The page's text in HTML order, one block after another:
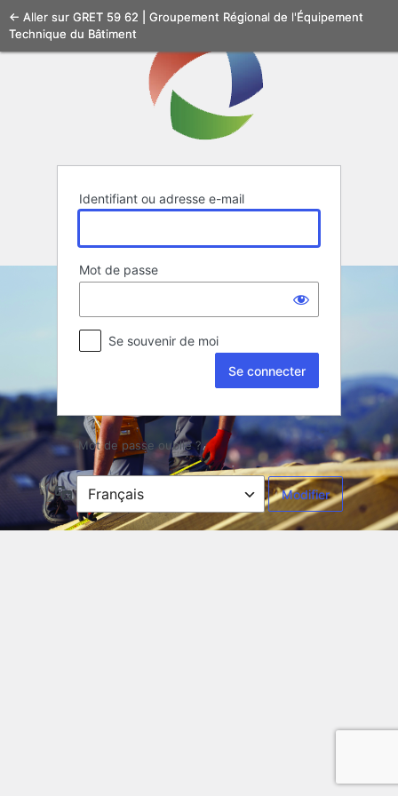
Se
connecter
Identifiant ou adresse e-mail
Mot de passe
Se souvenir de moi
Mot de passe oublié ?
← Aller sur GRET 59 62 | Groupement Régional de l'Équipement
Technique du Bâtiment
Langue